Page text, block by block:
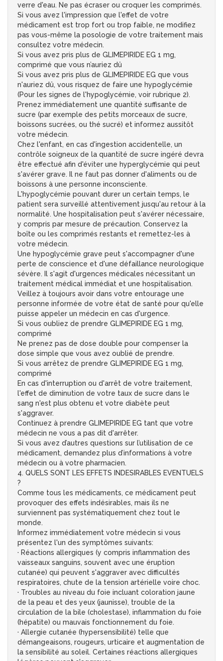
verre d'eau. Ne pas écraser ou croquer les comprimés.
Si vous avez l'impression que l'effet de votre
médicament est trop fort ou trop faible, ne modifiez
pas vous-même la posologie de votre traitement mais
consultez votre médecin.
Si vous avez pris plus de GLIMEPIRIDE EG 1 mg,
comprimé que vous n’auriez dû
Si vous avez pris plus de GLIMEPIRIDE EG que vous
n'auriez dû, vous risquez de faire une hypoglycémie
(Pour les signes de l'hypoglycémie, voir rubrique 2).
Prenez immédiatement une quantité suffisante de
sucre (par exemple des petits morceaux de sucre,
boissons sucrées, ou thé sucré) et informez aussitôt
votre médecin.
Chez l'enfant, en cas d'ingestion accidentelle, un
contrôle soigneux de la quantité de sucre ingéré devra
être effectué afin d'éviter une hyperglycémie qui peut
s'avérer grave. Il ne faut pas donner d'aliments ou de
boissons à une personne inconsciente.
L'hypoglycémie pouvant durer un certain temps, le
patient sera surveillé attentivement jusqu'au retour à la
normalité. Une hospitalisation peut s'avérer nécessaire,
y compris par mesure de précaution. Conservez la
boîte ou les comprimés restants et remettez-les à
votre médecin.
Une hypoglycémie grave peut s'accompagner d'une
perte de conscience et d'une défaillance neurologique
sévère. Il s'agit d'urgences médicales nécessitant un
traitement médical immédiat et une hospitalisation.
Veillez à toujours avoir dans votre entourage une
personne informée de votre état de santé pour qu'elle
puisse appeler un médecin en cas d'urgence.
Si vous oubliez de prendre GLIMEPIRIDE EG 1 mg,
comprimé
Ne prenez pas de dose double pour compenser la
dose simple que vous avez oublié de prendre.
Si vous arrêtez de prendre GLIMEPIRIDE EG 1 mg,
comprimé
En cas d'interruption ou d'arrêt de votre traitement,
l'effet de diminution de votre taux de sucre dans le
sang n'est plus obtenu et votre diabète peut
s'aggraver.
Continuez à prendre GLIMEPIRIDE EG tant que votre
médecin ne vous a pas dit d'arrêter.
Si vous avez d’autres questions sur l’utilisation de ce
médicament, demandez plus d’informations à votre
médecin ou à votre pharmacien.
4. QUELS SONT LES EFFETS INDESIRABLES EVENTUELS
?
Comme tous les médicaments, ce médicament peut
provoquer des effets indésirables, mais ils ne
surviennent pas systématiquement chez tout le
monde.
Informez immédiatement votre médecin si vous
présentez l'un des symptômes suivants:
· Réactions allergiques (y compris inflammation des
vaisseaux sanguins, souvent avec une éruption
cutanée) qui peuvent s'aggraver avec difficultés
respiratoires, chute de la tension artérielle voire choc.
· Troubles au niveau du foie incluant coloration jaune
de la peau et des yeux (jaunisse), trouble de la
circulation de la bile (cholestase), inflammation du foie
(hépatite) ou mauvais fonctionnement du foie.
· Allergie cutanée (hypersensibilité) telle que
démangeaisons, rougeurs, urticaire et augmentation de
la sensibilité au soleil. Certaines réactions allergiques